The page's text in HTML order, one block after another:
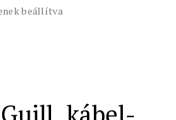
beállítva